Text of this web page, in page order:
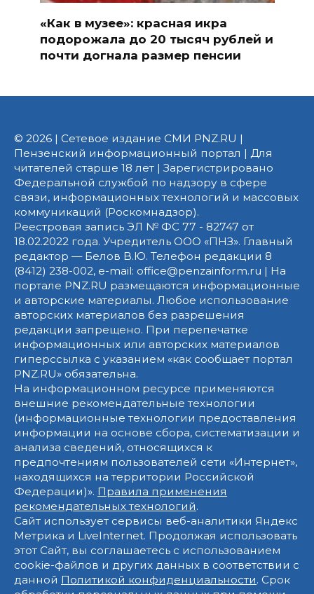
«Как в музее»: красная икра
подорожала до 20 тысяч рублей и
почти догнала размер пенсии
© 2026 | Сетевое издание СМИ PNZ.RU |
Пензенский информационный портал | Для
читателей старше 18 лет | Зарегистрировано
Федеральной службой по надзору в сфере
связи, информационных технологий и массовых
коммуникаций (Роскомнадзор).
Реестровая запись ЭЛ № ФС 77 - 82747 от
18.02.2022 года. Учредитель ООО «ПНЗ». Главный
редактор — Белов В.Ю. Телефон редакции 8
(8412) 238-002, e-mail: office@penzainform.ru | На
портале PNZ.RU размещаются информационные
и авторские материалы. Любое использование
авторских материалов без разрешения
редакции запрещено. При перепечатке
информационных или авторских материалов
гиперссылка с указанием «как сообщает портал
PNZ.RU» обязательна.
На информационном ресурсе применяются
внешние рекомендательные технологии
(информационные технологии предоставления
информации на основе сбора, систематизации и
анализа сведений, относящихся к
предпочтениям пользователей сети «Интернет»,
находящихся на территории Российской
Федерации)». Правила применения
рекомендательных технологий.
Сайт использует сервисы веб-аналитики Яндекс
Метрика и LiveInternet. Продолжая использовать
этот Сайт, вы соглашаетесь с использованием
cookie-файлов и других данных в соответствии с
данной Политикой конфиденциальности. Срок